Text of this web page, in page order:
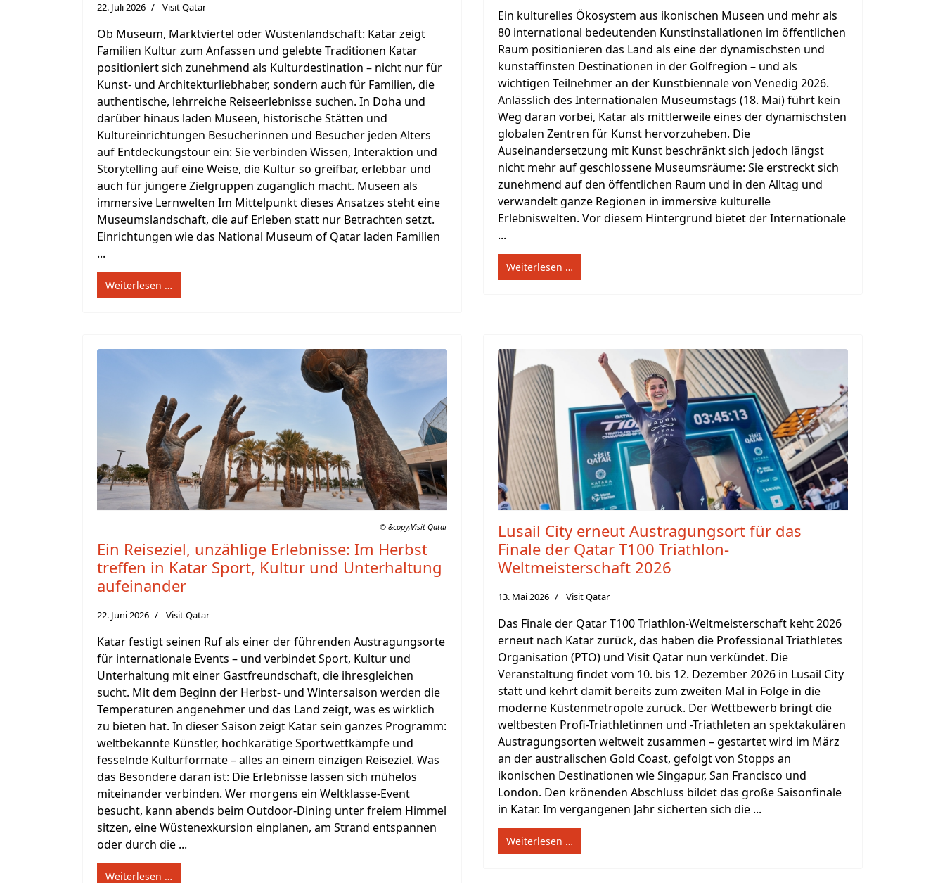
22. Juli 2026 Visit Qatar
Ob Museum, Marktviertel oder Wüstenlandschaft: Katar zeigt
Familien Kultur zum Anfassen und gelebte Traditionen Katar
positioniert sich zunehmend als Kulturdestination – nicht nur für
Kunst- und Architekturliebhaber, sondern auch für Familien, die
authentische, lehrreiche Reiseerlebnisse suchen. In Doha und
darüber hinaus laden Museen, historische Stätten und
Kultureinrichtungen Besucherinnen und Besucher jeden Alters
auf Entdeckungstour ein: Sie verbinden Wissen, Interaktion und
Storytelling auf eine Weise, die Kultur so greifbar, erlebbar und
auch für jüngere Zielgruppen zugänglich macht. Museen als
immersive Lernwelten Im Mittelpunkt dieses Ansatzes steht eine
Museumslandschaft, die auf Erleben statt nur Betrachten setzt.
Einrichtungen wie das National Museum of Qatar laden Familien
...
Weiterlesen …
Ein kulturelles Ökosystem aus ikonischen Museen und mehr als
80 international bedeutenden Kunstinstallationen im öffentlichen
Raum positionieren das Land als eine der dynamischsten und
kunstaffinsten Destinationen in der Golfregion – und als
wichtigen Teilnehmer an der Kunstbiennale von Venedig 2026.
Anlässlich des Internationalen Museumstags (18. Mai) führt kein
Weg daran vorbei, Katar als mittlerweile eines der dynamischsten
globalen Zentren für Kunst hervorzuheben. Die
Auseinandersetzung mit Kunst beschränkt sich jedoch längst
nicht mehr auf geschlossene Museumsräume: Sie erstreckt sich
zunehmend auf den öffentlichen Raum und in den Alltag und
verwandelt ganze Regionen in immersive kulturelle
Erlebniswelten. Vor diesem Hintergrund bietet der Internationale
...
Weiterlesen …
© &copy;Visit Qatar
Ein Reiseziel, unzählige Erlebnisse: Im Herbst
treffen in Katar Sport, Kultur und Unterhaltung
aufeinander
22. Juni 2026 Visit Qatar
Katar festigt seinen Ruf als einer der führenden Austragungsorte
für internationale Events – und verbindet Sport, Kultur und
Unterhaltung mit einer Gastfreundschaft, die ihresgleichen
sucht. Mit dem Beginn der Herbst- und Wintersaison werden die
Temperaturen angenehmer und das Land zeigt, was es wirklich
zu bieten hat. In dieser Saison zeigt Katar sein ganzes Programm:
weltbekannte Künstler, hochkarätige Sportwettkämpfe und
fesselnde Kulturformate – alles an einem einzigen Reiseziel. Was
das Besondere daran ist: Die Erlebnisse lassen sich mühelos
miteinander verbinden. Wer morgens ein Weltklasse-Event
besucht, kann abends beim Outdoor-Dining unter freiem Himmel
sitzen, eine Wüstenexkursion einplanen, am Strand entspannen
oder durch die ...
Weiterlesen …
Lusail City erneut Austragungsort für das
Finale der Qatar T100 Triathlon-
Weltmeisterschaft 2026
13. Mai 2026 Visit Qatar
Das Finale der Qatar T100 Triathlon-Weltmeisterschaft keht 2026
erneut nach Katar zurück, das haben die Professional Triathletes
Organisation (PTO) und Visit Qatar nun verkündet. Die
Veranstaltung findet vom 10. bis 12. Dezember 2026 in Lusail City
statt und kehrt damit bereits zum zweiten Mal in Folge in die
moderne Küstenmetropole zurück. Der Wettbewerb bringt die
weltbesten Profi-Triathletinnen und -Triathleten an spektakulären
Austragungsorten weltweit zusammen – gestartet wird im März
an der australischen Gold Coast, gefolgt von Stopps an
ikonischen Destinationen wie Singapur, San Francisco und
London. Den krönenden Abschluss bildet das große Saisonfinale
in Katar. Im vergangenen Jahr sicherten sich die ...
Weiterlesen …